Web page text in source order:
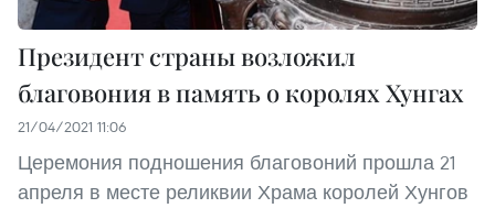
Президент страны возложил
благовония в память о королях Хунгах
21/04/2021 11:06
Церемония подношения благовоний прошла 21
апреля в месте реликвии Храма королей Хунгов